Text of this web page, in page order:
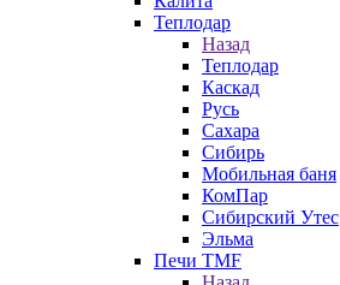
Теплодар
Назад
Теплодар
Каскад
Русь
Сахара
Сибирь
Мобильная баня
КомПар
Сибирский Утес
Эльма
Печи TMF